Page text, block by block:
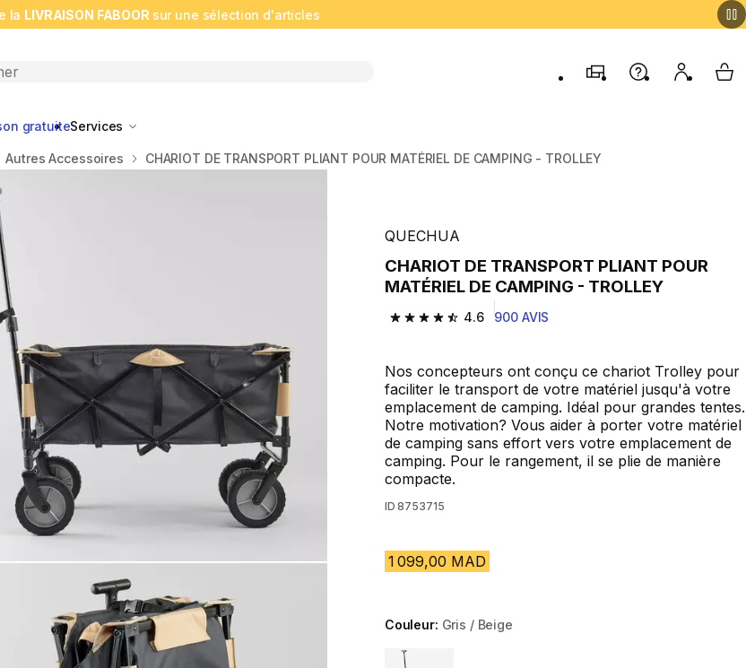
la LIVRAISON FABOOR sur une sélection d'articles
MagasinsAide Mon My
gratuiteServices
Autres Accessoires CHARIOT DE TRANSPORT PLIANT POUR MATÉRIEL DE CAMPING - TROLLEY
QUECHUA
CHARIOT DE TRANSPORT PLIANT POUR
MATÉRIEL DE CAMPING - TROLLEY
4.6
4.6 out of 5 stars from 900 reviews
900 AVIS
Nos concepteurs ont conçu ce chariot Trolley pour
faciliter le transport de votre matériel jusqu'à votre
emplacement de camping. Idéal pour grandes tentes.
Notre motivation? Vous aider à porter votre matériel
de camping sans effort vers votre emplacement de
camping. Pour le rangement, il se plie de manière
compacte.
ID 8753715
1 099,00 MAD
Couleur: Gris / Beige
Choose a variant